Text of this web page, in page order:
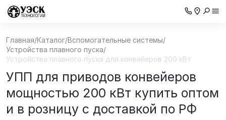
Главная/Каталог/Вспомогательные системы/
Устройства плавного пуска/
Устройства плавного пуска для конвейеров 200 кВт
УПП для приводов конвейеров
мощностью 200 кВт купить оптом
и в розницу с доставкой по РФ